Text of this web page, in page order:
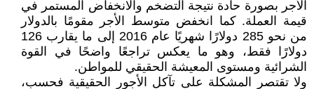
الأجر بصورة حادة نتيجة التضخم والانخفاض المستمر في
قيمة العملة. كما انخفض متوسط الأجر مقومًا بالدولار
من نحو 285 دولارًا شهريًا عام 2016 إلى ما يقارب 126
دولارًا فقط، وهو ما يعكس تراجعًا واضحًا في القوة
الشرائية ومستوى المعيشة الحقيقي للمواطن.
ولا تقتصر المشكلة على تآكل الأجور الحقيقية فحسب،